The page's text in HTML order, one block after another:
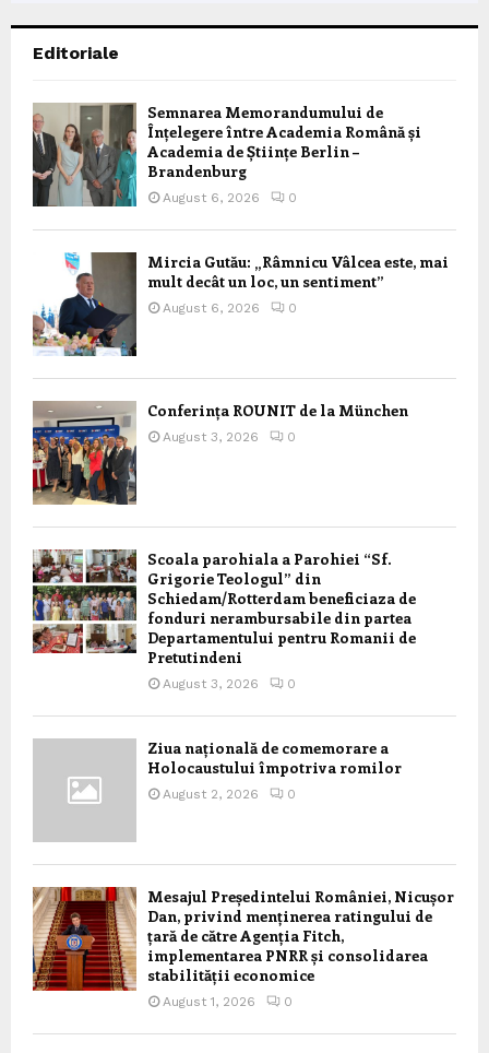
Editoriale
Semnarea Memorandumului de
Înțelegere între Academia Română și
Academia de Științe Berlin –
Brandenburg
August 6, 2026 0
Mircia Gutău: „Râmnicu Vâlcea este, mai
mult decât un loc, un sentiment”
August 6, 2026 0
Conferința ROUNIT de la München
August 3, 2026 0
Scoala parohiala a Parohiei “Sf.
Grigorie Teologul” din
Schiedam/Rotterdam beneficiaza de
fonduri nerambursabile din partea
Departamentului pentru Romanii de
Pretutindeni
August 3, 2026 0
Ziua națională de comemorare a
Holocaustului împotriva romilor
August 2, 2026 0
Mesajul Președintelui României, Nicușor
Dan, privind menținerea ratingului de
țară de către Agenția Fitch,
implementarea PNRR și consolidarea
stabilității economice
August 1, 2026 0